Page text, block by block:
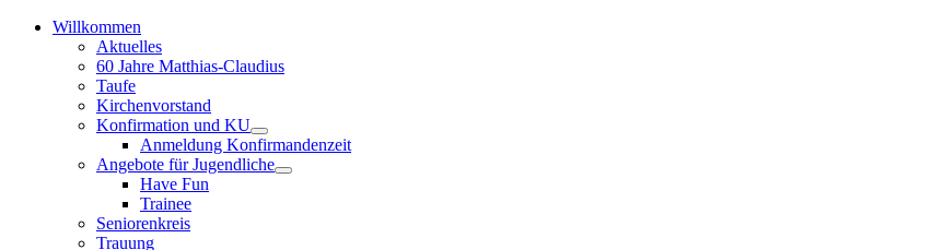
Willkommen
Aktuelles
60 Jahre Matthias-Claudius
Taufe
Kirchenvorstand
Konfirmation und KU
Anmeldung Konfirmandenzeit
Angebote für Jugendliche
Have Fun
Trainee
Seniorenkreis
Trauung